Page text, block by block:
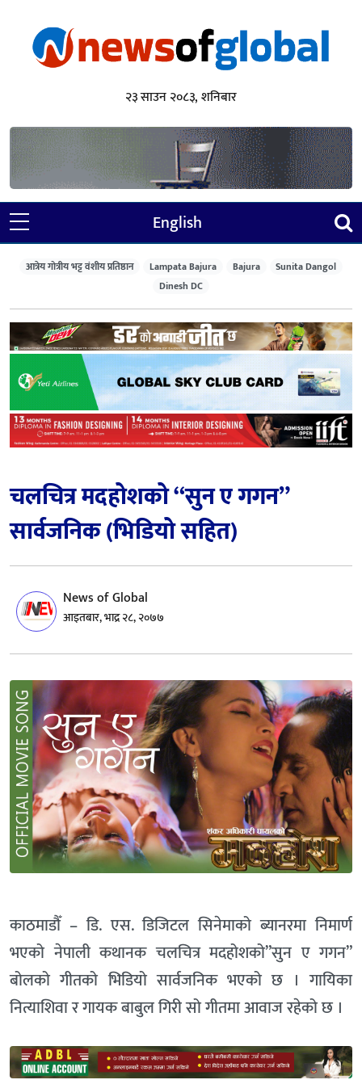
२३ साउन २०८३, शनिबार
English
आत्रेय गोत्रीय भट्ट वंशीय प्रतिष्ठान Lampata Bajura Bajura
Sunita Dangol
Dinesh DC
चलचित्र मदहोशको “सुन ए गगन”
सार्वजनिक (भिडियो सहित)
News of Global
आइतबार, भाद्र २८, २०७७
काठमाडौँ – डि. एस. डिजिटल सिनेमाको ब्यानरमा निमार्ण
भएको नेपाली कथानक चलचित्र मदहोशको”सुन ए गगन”
बोलको गीतको भिडियो सार्वजनिक भएको छ । गायिका
नित्याशिवा र गायक बाबुल गिरी सो गीतमा आवाज रहेको छ ।